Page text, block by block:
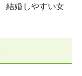
結婚しやすい女